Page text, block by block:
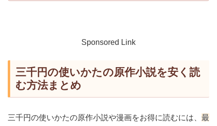
Sponsored Link
三千円の使いかたの原作小説を安く読
む方法まとめ
三千円の使いかたの原作小説や漫画をお得に読むには、 最